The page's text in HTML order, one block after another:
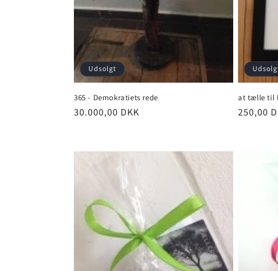
Udsolgt
365 - Demokratiets rede
Normalpris
30.000,00 DKK
at tælle til
250,00